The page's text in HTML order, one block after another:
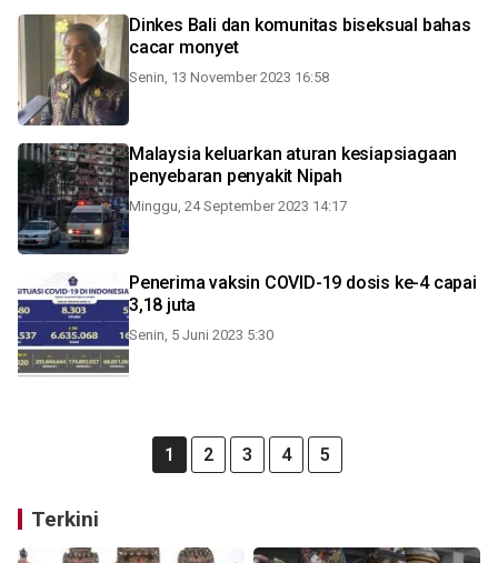
Dinkes Bali dan komunitas biseksual bahas
cacar monyet
Senin, 13 November 2023 16:58
Malaysia keluarkan aturan kesiapsiagaan
penyebaran penyakit Nipah
Minggu, 24 September 2023 14:17
Penerima vaksin COVID-19 dosis ke-4 capai
3,18 juta
Senin, 5 Juni 2023 5:30
1 2 3 4 5
Terkini